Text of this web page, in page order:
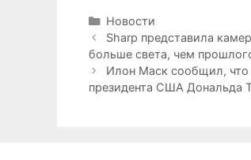
Рубрики
Новости
Sharp представила
больше света, чем
Илон Маск сообщил, что
президента США Дональда